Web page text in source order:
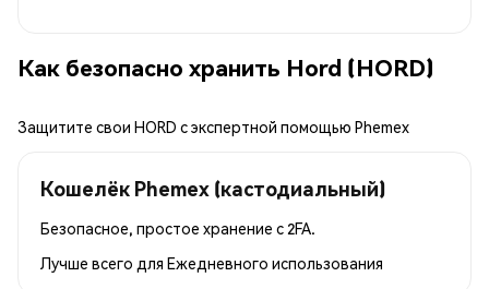
Как безопасно хранить Hord (HORD)
Защитите свои HORD с экспертной помощью Phemex
Кошелёк Phemex (кастодиальный)
Безопасное, простое хранение с 2FA.
Лучше всего для Ежедневного использования